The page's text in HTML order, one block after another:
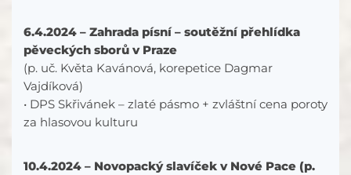
6.4.2024 – Zahrada písní – soutěžní přehlídka
pěveckých sborů v Praze
(p. uč. Květa Kavánová, korepetice Dagmar
Vajdíková)
• DPS Skřivánek – zlaté pásmo + zvláštní cena poroty
za hlasovou kulturu
10.4.2024 – Novopacký slavíček v Nové Pace (p.